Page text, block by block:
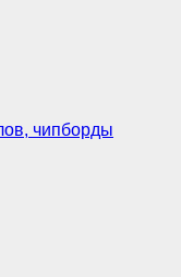
чипборды